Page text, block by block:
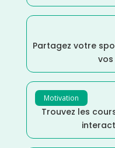
Partagez votre
Motivation
Trouvez les